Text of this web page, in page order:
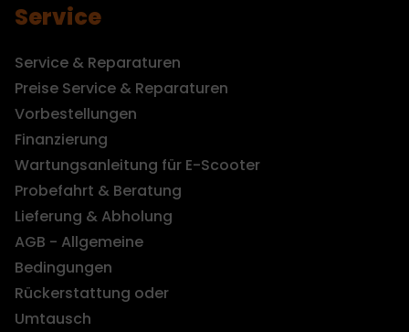
Service
Service & Reparaturen
Preise Service & Reparaturen
Vorbestellungen
Finanzierung
Wartungsanleitung für E-Scooter
Probefahrt & Beratung
Lieferung & Abholung
AGB - Allgemeine
Bedingungen
Rückerstattung oder
Umtausch